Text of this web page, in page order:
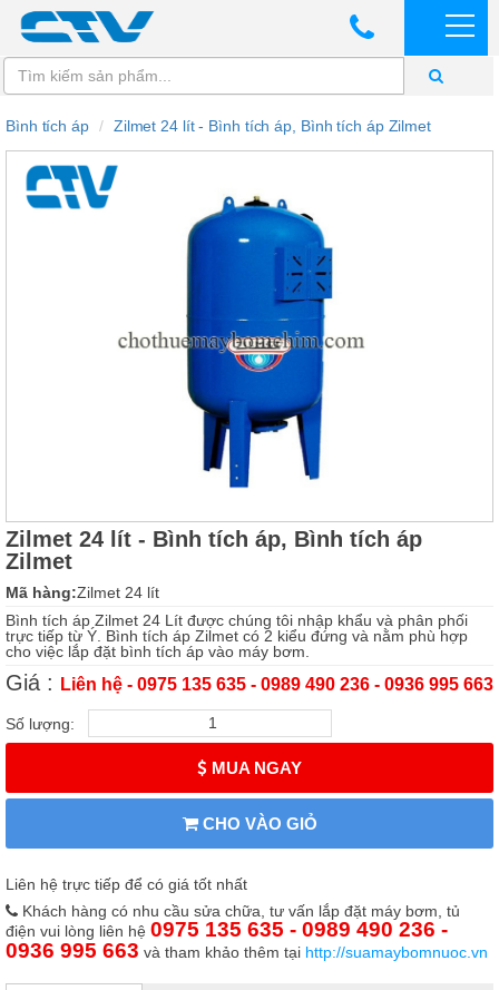
Bình tích áp Zilmet 24 lít - Bình tích áp, Bình tích áp Zilmet
Zilmet 24 lít - Bình tích áp, Bình tích áp
Zilmet
Mã hàng:Zilmet 24 lít
Bình tích áp Zilmet 24 Lít được chúng tôi nhập khẩu và phân phối
trực tiếp từ Ý. Bình tích áp Zilmet có 2 kiểu đứng và nằm phù hợp
cho việc lắp đặt bình tích áp vào máy bơm.
Giá : Liên hệ - 0975 135 635 - 0989 490 236 - 0936 995 663
Số lượng:
MUA NGAY
CHO VÀO GIỎ
Liên hệ trực tiếp để có giá tốt nhất
Khách hàng có nhu cầu sửa chữa, tư vấn lắp đặt máy bơm, tủ
điện vui lòng liên hệ 0975 135 635 - 0989 490 236 -
0936 995 663 và tham khảo thêm tại http://suamaybomnuoc.vn